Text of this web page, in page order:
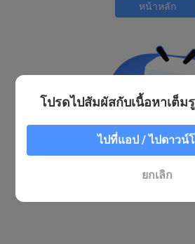
หน้าหลัก
โปรดไปสัมผัสกับเนื้อหาเต็
ไปที่แอป / ไปดาวน์
ยกเลิก